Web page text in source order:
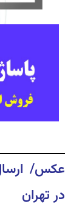
عکس/
در تهران